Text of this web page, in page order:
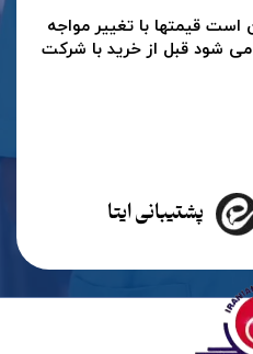
پشتیبانی ایتا
است قیمتها با تغییر مواجه
می شود قبل از خرید با شرکت